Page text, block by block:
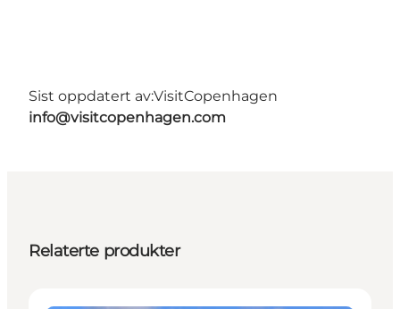
Sist oppdatert av:VisitCopenhagen
info@visitcopenhagen.com
Relaterte produkter